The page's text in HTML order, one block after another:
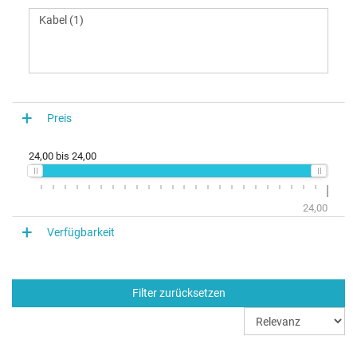
Preis
24,00 bis 24,00
24,00
Verfügbarkeit
Filter zurücksetzen